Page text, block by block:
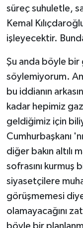
süreç suhuletle,
Kemal
işleyecektir.
Şu anda böyle bir
söylemiyorum.
bu iddianın
kadar hepimiz
geldiğimiz için
Cumhurbaşkanı
diğer bakın altılı
sofrasını kurmuş
siyasetçilere
görüşmemesi
olamayacağını
böyle bir